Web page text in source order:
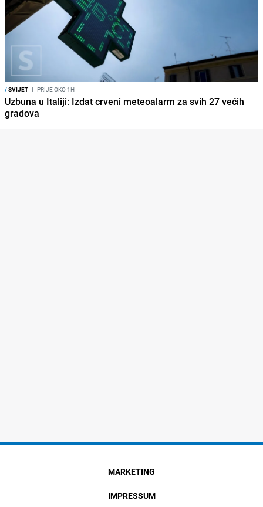
/SVIJET I PRIJE OKO 1H
Uzbuna u Italiji: Izdat crveni meteoalarm za svih 27 većih
gradova
MARKETING
IMPRESSUM